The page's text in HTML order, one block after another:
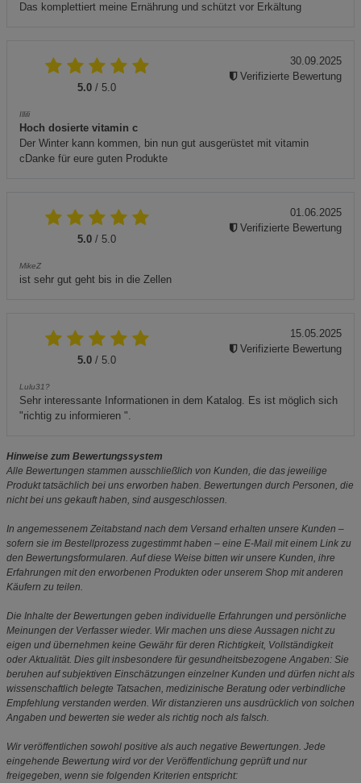
Das komplettiert meine Ernährung und schützt vor Erkältung
5.0 / 5.0
Illili
Hoch dosierte vitamin c
Der Winter kann kommen, bin nun gut ausgerüstet mit vitamin
cDanke für eure guten Produkte
30.09.2025
Verifizierte Bewertung
5.0 / 5.0
MikeZ
ist sehr gut geht bis in die Zellen
01.06.2025
Verifizierte Bewertung
5.0 / 5.0
Lulu31?
Sehr interessante Informationen in dem Katalog. Es ist möglich sich
"richtig zu informieren ".
15.05.2025
Verifizierte Bewertung
Hinweise zum Bewertungssystem
Alle Bewertungen stammen ausschließlich von Kunden, die das jeweilige
Produkt tatsächlich bei uns erworben haben. Bewertungen durch Personen, die
nicht bei uns gekauft haben, sind ausgeschlossen.
In angemessenem Zeitabstand nach dem Versand erhalten unsere Kunden –
sofern sie im Bestellprozess zugestimmt haben – eine E-Mail mit einem Link zu
den Bewertungsformularen. Auf diese Weise bitten wir unsere Kunden, ihre
Erfahrungen mit den erworbenen Produkten oder unserem Shop mit anderen
Käufern zu teilen.
Die Inhalte der Bewertungen geben individuelle Erfahrungen und persönliche
Meinungen der Verfasser wieder. Wir machen uns diese Aussagen nicht zu
eigen und übernehmen keine Gewähr für deren Richtigkeit, Vollständigkeit
oder Aktualität. Dies gilt insbesondere für gesundheitsbezogene Angaben: Sie
beruhen auf subjektiven Einschätzungen einzelner Kunden und dürfen nicht als
wissenschaftlich belegte Tatsachen, medizinische Beratung oder verbindliche
Empfehlung verstanden werden. Wir distanzieren uns ausdrücklich von solchen
Angaben und bewerten sie weder als richtig noch als falsch.
Wir veröffentlichen sowohl positive als auch negative Bewertungen. Jede
eingehende Bewertung wird vor der Veröffentlichung geprüft und nur
freigegeben, wenn sie folgenden Kriterien entspricht: